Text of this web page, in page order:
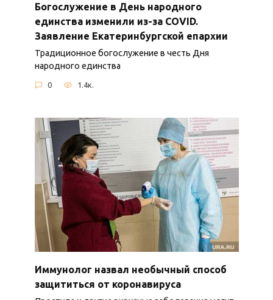
Богослужение в День народного
единства изменили из-за COVID.
Заявление Екатеринбургской епархии
Традиционное богослужение в честь Дня
народного единства
0 1.4к.
Иммунолог назвал необычный способ
защититься от коронавируса